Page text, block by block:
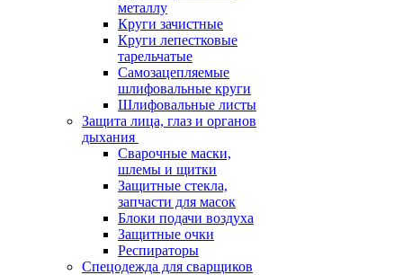
металлу
Круги зачистные
Круги лепестковые
тарельчатые
Самозацепляемые
шлифовальные круги
Шлифовальные листы
Защита лица, глаз и органов
дыхания
Сварочные маски,
шлемы и щитки
Защитные стекла,
запчасти для масок
Блоки подачи воздуха
Защитные очки
Респираторы
Спецодежда для сварщиков